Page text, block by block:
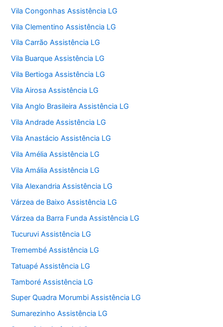
Vila Congonhas Assistência LG
Vila Clementino Assistência LG
Vila Carrão Assistência LG
Vila Buarque Assistência LG
Vila Bertioga Assistência LG
Vila Airosa Assistência LG
Vila Anglo Brasileira Assistência LG
Vila Andrade Assistência LG
Vila Anastácio Assistência LG
Vila Amélia Assistência LG
Vila Amália Assistência LG
Vila Alexandria Assistência LG
Várzea de Baixo Assistência LG
Várzea da Barra Funda Assistência LG
Tucuruvi Assistência LG
Tremembé Assistência LG
Tatuapé Assistência LG
Tamboré Assistência LG
Super Quadra Morumbi Assistência LG
Sumarezinho Assistência LG